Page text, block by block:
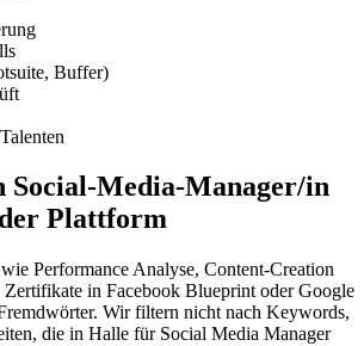
Buffer)
Social-Media-Manager/in
Plattform
Performance Analyse, Content-Creation
in Facebook Blueprint oder Google
Wir filtern nicht nach Keywords,
die in Halle für Social Media Manager